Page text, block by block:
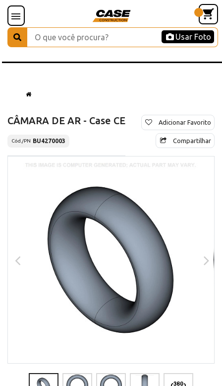
Usar Foto
CÂMARA DE AR - Case CE
Cód./PN BU4270003
Adicionar Favorito
Compartilhar